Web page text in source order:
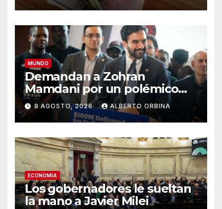
MUNDO
Demandan a Zohran
Mamdani por un polémico
impuesto inmobiliario que
podría afectar a miles de
personas
8 AGOSTO, 2026 ALBERTO ORBINA
ECONOMIA
Los gobernadores le sueltan
la mano a Javier Milei